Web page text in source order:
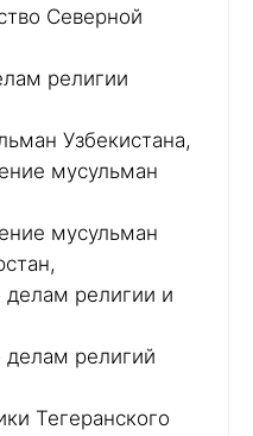
Северной
религии
Узбекистана,
мусульман
мусульман
религии и
религий
Тегеранского